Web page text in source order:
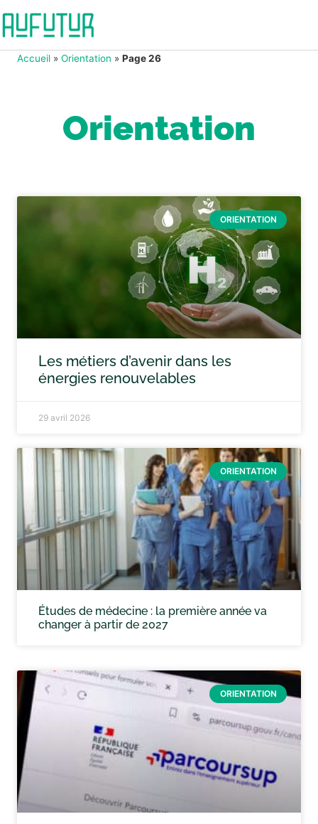
Accueil » Orientation » Page 26
Orientation
ORIENTATION
Les métiers d’avenir dans les
énergies renouvelables
29 avril 2026
ORIENTATION
Études de médecine : la première année va
changer à partir de 2027
ORIENTATION